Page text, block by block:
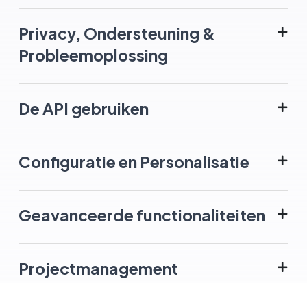
Privacy, Ondersteuning &
Probleemoplossing
De API gebruiken
Configuratie en Personalisatie
Geavanceerde functionaliteiten
Projectmanagement